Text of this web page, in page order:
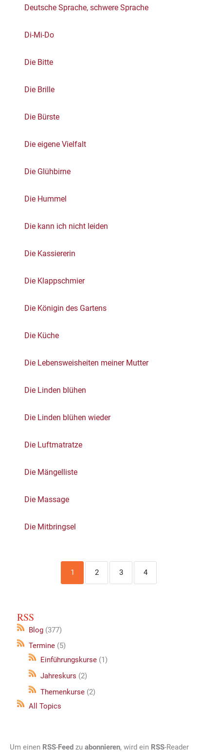
Deutsche Sprache, schwere Sprache
Di-Mi-Do
Die Bitte
Die Brille
Die Bürste
Die eigene Vielfalt
Die Glühbirne
Die Hummel
Die kann ich nicht leiden
Die Kassiererin
Die Klappschmier
Die Königin des Gartens
Die Küche
Die Lebensweisheiten meiner Mutter
Die Linden blühen
Die Linden blühen wieder
Die Luftmatratze
Die Mängelliste
Die Massage
Die Mitbringsel
1 2 3 4
RSS
Blog(377)
Termine(5)
Einführungskurse(1)
Jahreskurs (2)
Themenkurse(2)
All Topics
Um einen RSS-Feed zu abonnieren, wird ein RSS-Reader